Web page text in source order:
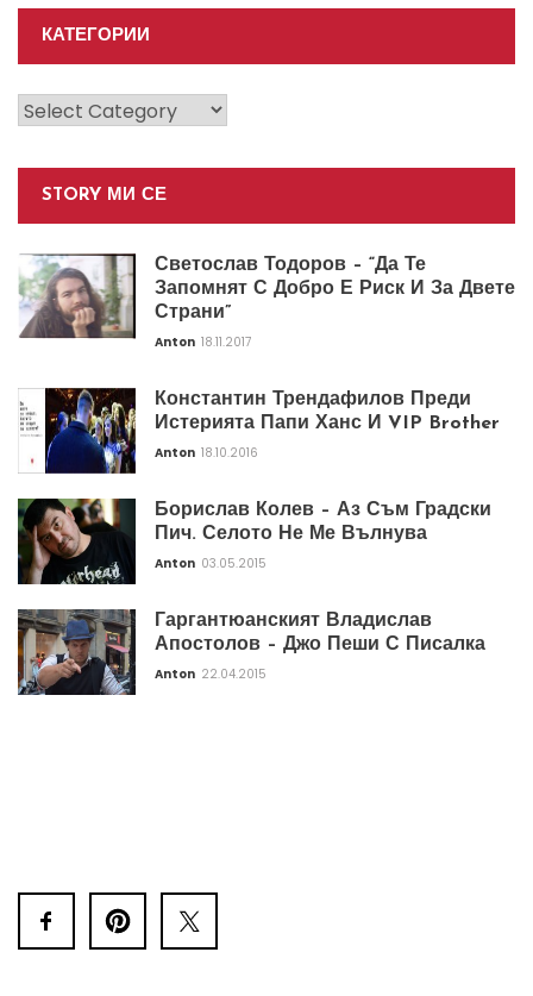
КАТЕГОРИИ
Категории
STORY МИ СЕ
Светослав Тодоров – “Да Те
Запомнят С Добро Е Риск И За Двете
Страни”
Anton 18.11.2017
Константин Трендафилов Преди
Истерията Папи Ханс И VIP Brother
Anton 18.10.2016
Борислав Колев – Аз Съм Градски
Пич. Селото Не Ме Вълнува
Anton 03.05.2015
Гаргантюанският Владислав
Апостолов – Джо Пеши С Писалка
Anton 22.04.2015